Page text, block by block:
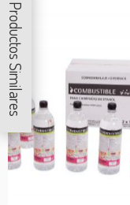
Productos Similares